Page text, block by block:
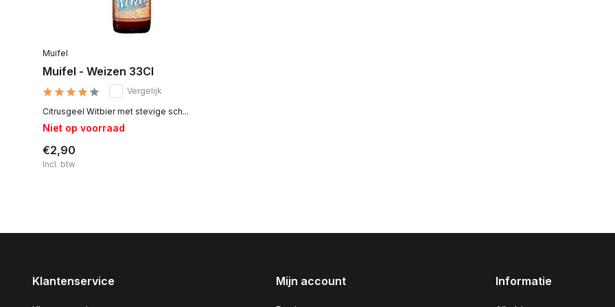
Muifel
Muifel - Weizen 33Cl
Vergelijk
Citrusgeel Witbier met stevige sch...
Niet op voorraad
€2,90
Incl. btw
Klantenservice Mijn account Informatie